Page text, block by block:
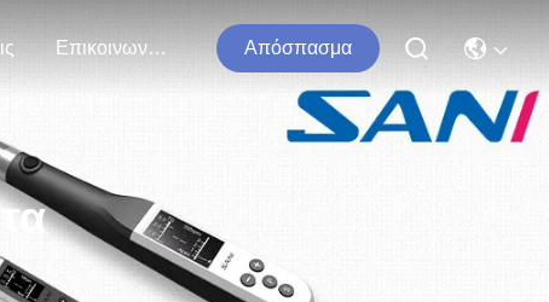
Επικοινωνήστε Μαζί Μας Απόσπασμα